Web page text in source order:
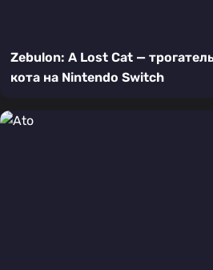
Zebulon: A Lost Cat —
кота на Nintendo Switch